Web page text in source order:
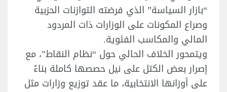
“بازار السياسة” الذي فرضته التوازنات الحزبية
وصراع المكونات على الوزارات ذات المردود
المالي والمكاسب الفئوية.
ويتمحور الخلاف الحالي حول “نظام النقاط”، مع
إصرار بعض الكتل على نيل حصصها كاملة بناءً
على أوزانها الانتخابية، ما عقد توزيع وزارات مثل